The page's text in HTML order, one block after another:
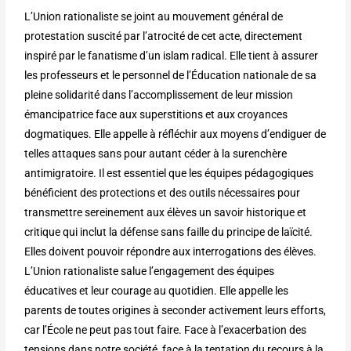
L’Union rationaliste se joint au mouvement général de
protestation suscité par l’atrocité de cet acte, directement
inspiré par le fanatisme d’un islam radical. Elle tient à assurer
les professeurs et le personnel de l’Éducation nationale de sa
pleine solidarité dans l’accomplissement de leur mission
émancipatrice face aux superstitions et aux croyances
dogmatiques. Elle appelle à réfléchir aux moyens d’endiguer de
telles attaques sans pour autant céder à la surenchère
antimigratoire. Il est essentiel que les équipes pédagogiques
bénéficient des protections et des outils nécessaires pour
transmettre sereinement aux élèves un savoir historique et
critique qui inclut la défense sans faille du principe de laïcité.
Elles doivent pouvoir répondre aux interrogations des élèves.
L’Union rationaliste salue l’engagement des équipes
éducatives et leur courage au quotidien. Elle appelle les
parents de toutes origines à seconder activement leurs efforts,
car l’École ne peut pas tout faire. Face à l’exacerbation des